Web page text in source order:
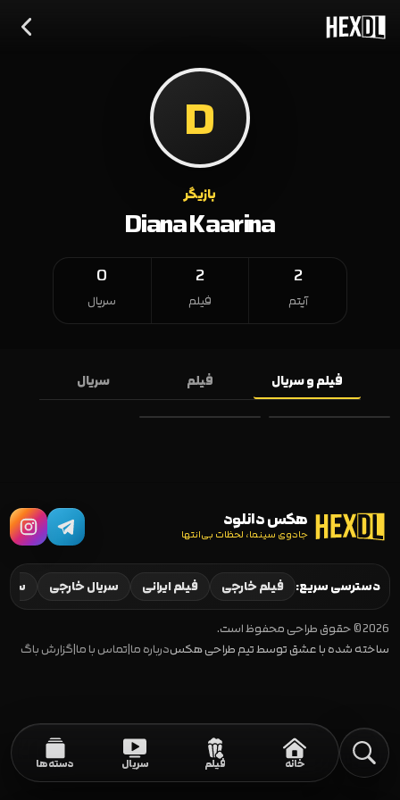
D
بازیگر
Diana Kaarina
2
آیتم
2
فیلم
0
سریال
فیلم و سریال فیلم سریال
Strawberry
2023
Shortcake's Spring
Spectacular 2024
هکس دانلود
جادوی سینما، لحظات بی‌انتها
دسترسی سریع: فیلم خارجی فیلم ایرانی سریال خارجی
2026 © حقوق طراحی محفوظ است.
ساخته شده با عشق توسط تیم طراحی هکسدرباره ما|تماس با ما|گزارش باگ
خانه فیلم سریال دسته‌ها